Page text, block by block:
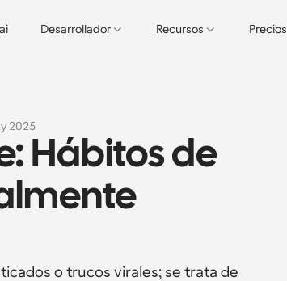
Desarrollador Recursos Precios
2025
Hábitos de
o trucos virales; se trata de